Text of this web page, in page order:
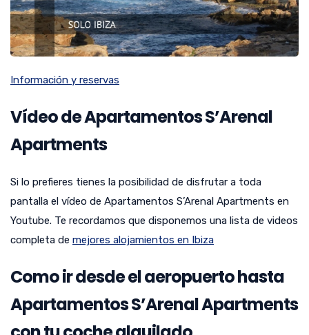
Información y reservas
Vídeo de Apartamentos S’Arenal
Apartments
Si lo prefieres tienes la posibilidad de disfrutar a toda
pantalla el vídeo de Apartamentos S’Arenal Apartments en
Youtube. Te recordamos que disponemos una lista de videos
completa de mejores alojamientos en Ibiza
Como ir desde el aeropuerto hasta
Apartamentos S’Arenal Apartments